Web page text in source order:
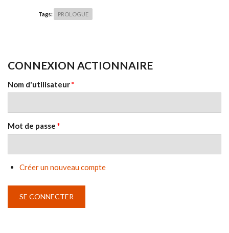
Tags: PROLOGUE
CONNEXION ACTIONNAIRE
Nom d'utilisateur*
Mot de passe *
Créer un nouveau compte